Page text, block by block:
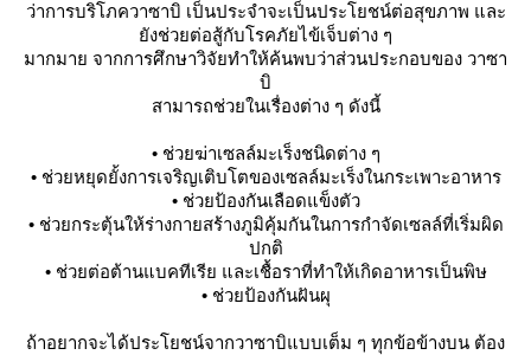
ว่าการบริโภควาซาบิ เป็นประจำจะเป็นประโยชน์ต่อสุขภาพ และ
ังช่วยต่อสู้กับโรคภัยไข้เจ็บต่าง ๆ
มากมาย จากการศึกษาวิจัยทำให้ค้นพบว่าส่วนประกอบของ วาซา
บิ
สามารถช่วยในเรื่องต่าง ๆ ดังนี้
• ช่วยฆ่าเซลล์มะเร็งชนิดต่าง ๆ
• ช่วยหยุดยั้งการเจริญเติบโตของเซลล์มะเร็งในกระเพาะอาหาร
• ช่วยป้องกันเลือดแข็งตัว
• ช่วยกระตุ้นให้ร่างกายสร้างภูมิคุ้มกันในการกำจัดเซลล์ที่เริ่มผิด
ปกติ
• ช่วยต่อต้านแบคทีเรีย และเชื้อราที่ทำให้เกิดอาหารเป็นพิษ
• ช่วยป้องกันฝันผุ
ถ้าอยากจะได้ประโยชน์จากวาซาบิแบบเต็ม ๆ ทุกข้อข้างบน ต้อง